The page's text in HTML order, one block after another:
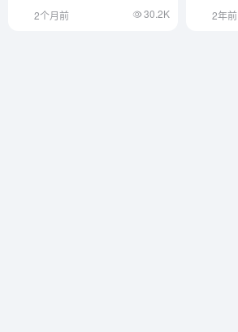
2个月前 30.2K 2年前